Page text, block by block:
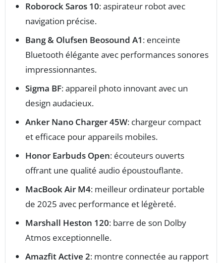
Roborock Saros 10: aspirateur robot avec
navigation précise.
Bang & Olufsen Beosound A1: enceinte
Bluetooth élégante avec performances sonores
impressionnantes.
Sigma BF: appareil photo innovant avec un
design audacieux.
Anker Nano Charger 45W: chargeur compact
et efficace pour appareils mobiles.
Honor Earbuds Open: écouteurs ouverts
offrant une qualité audio époustouflante.
MacBook Air M4: meilleur ordinateur portable
de 2025 avec performance et légèreté.
Marshall Heston 120: barre de son Dolby
Atmos exceptionnelle.
Amazfit Active 2: montre connectée au rapport